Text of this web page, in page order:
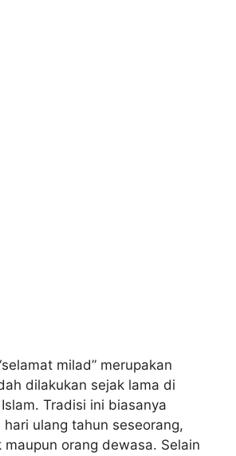
milad” merupakan
dilakukan sejak lama di
Tradisi ini biasanya
ulang tahun seseorang,
maupun orang dewasa. Selain